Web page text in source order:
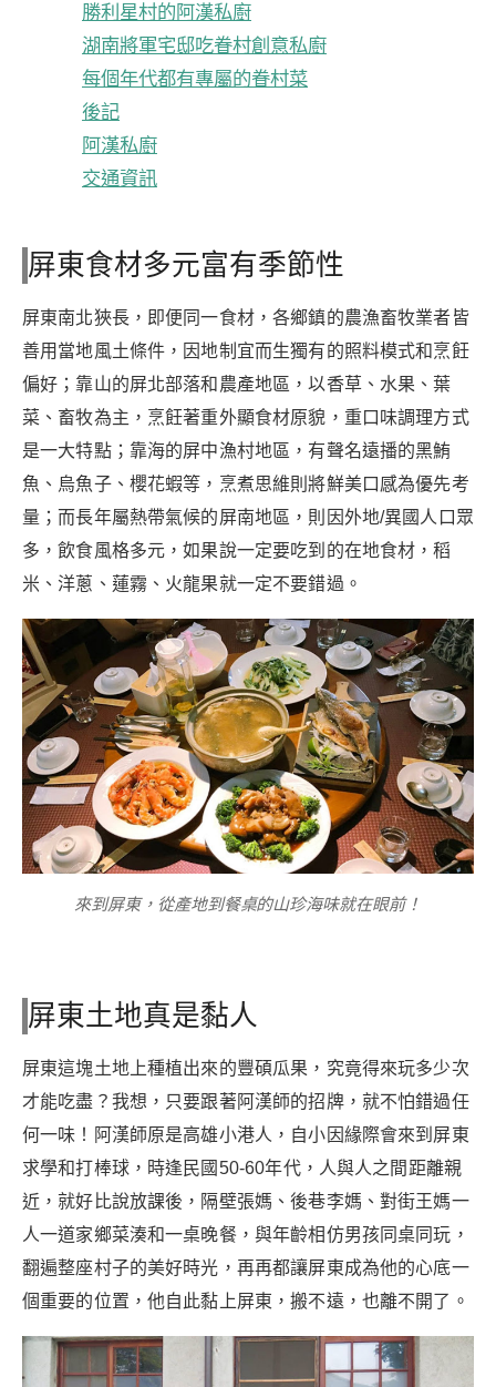
勝利星村的阿漢私廚
湖南將軍宅邸吃眷村創意私廚
每個年代都有專屬的眷村菜
後記
阿漢私廚
交通資訊
屏東食材多元富有季節性
屏東南北狹長，即便同一食材，各鄉鎮的農漁畜牧業者皆
善用當地風土條件，因地制宜而生獨有的照料模式和烹飪
偏好；靠山的屏北部落和農產地區，以香草、水果、葉
菜、畜牧為主，烹飪著重外顯食材原貌，重口味調理方式
是一大特點；靠海的屏中漁村地區，有聲名遠播的黑鮪
魚、烏魚子、櫻花蝦等，烹煮思維則將鮮美口感為優先考
量；而長年屬熱帶氣候的屏南地區，則因外地/異國人口眾
多，飲食風格多元，如果說一定要吃到的在地食材，稻
米、洋蔥、蓮霧、火龍果就一定不要錯過。
來到屏東，從產地到餐桌的山珍海味就在眼前！
屏東土地真是黏人
屏東這塊土地上種植出來的豐碩瓜果，究竟得來玩多少次
才能吃盡？我想，只要跟著阿漢師的招牌，就不怕錯過任
何一味！阿漢師原是高雄小港人，自小因緣際會來到屏東
求學和打棒球，時逢民國50-60年代，人與人之間距離親
近，就好比說放課後，隔壁張媽、後巷李媽、對街王媽一
人一道家鄉菜湊和一桌晚餐，與年齡相仿男孩同桌同玩，
翻遍整座村子的美好時光，再再都讓屏東成為他的心底一
個重要的位置，他自此黏上屏東，搬不遠，也離不開了。